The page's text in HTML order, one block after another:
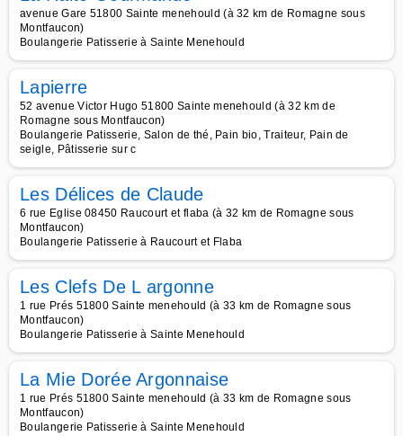
avenue Gare 51800 Sainte menehould (à 32 km de Romagne sous
Montfaucon)
Boulangerie Patisserie à Sainte Menehould
Lapierre
52 avenue Victor Hugo 51800 Sainte menehould (à 32 km de
Romagne sous Montfaucon)
Boulangerie Patisserie, Salon de thé, Pain bio, Traiteur, Pain de
seigle, Pâtisserie sur c
Les Délices de Claude
6 rue Eglise 08450 Raucourt et flaba (à 32 km de Romagne sous
Montfaucon)
Boulangerie Patisserie à Raucourt et Flaba
Les Clefs De L argonne
1 rue Prés 51800 Sainte menehould (à 33 km de Romagne sous
Montfaucon)
Boulangerie Patisserie à Sainte Menehould
La Mie Dorée Argonnaise
1 rue Prés 51800 Sainte menehould (à 33 km de Romagne sous
Montfaucon)
Boulangerie Patisserie à Sainte Menehould